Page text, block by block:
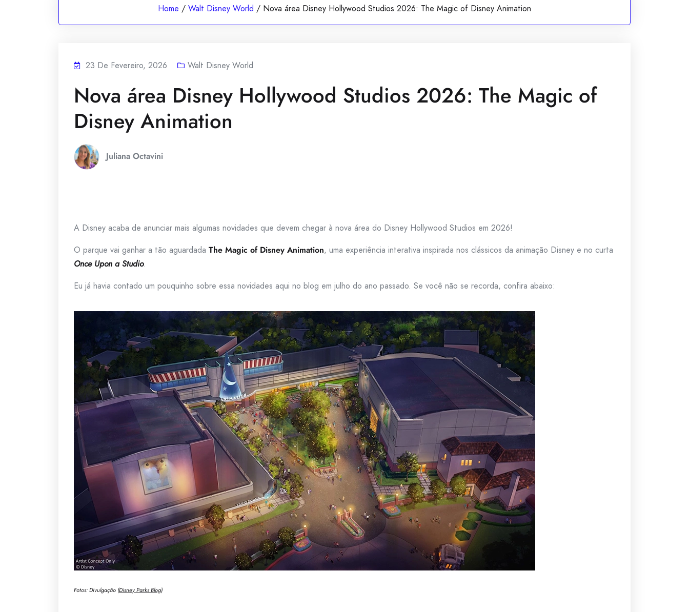
Home / Walt Disney World / Nova área Disney Hollywood Studios 2026: The Magic of Disney Animation
23 De Fevereiro, 2026 Walt Disney World
Nova área Disney Hollywood Studios 2026: The Magic of
Disney Animation
Juliana Octavini
A Disney acaba de anunciar mais algumas novidades que devem chegar à nova área do Disney Hollywood Studios em 2026!
O parque vai ganhar a tão aguardada The Magic of Disney Animation, uma experiência interativa inspirada nos clássicos da animação Disney e no curta
Once Upon a Studio.
Eu já havia contado um pouquinho sobre essa novidades aqui no blog em julho do ano passado. Se você não se recorda, confira abaixo:
Fotos: Divulgação (Disney Parks Blog)